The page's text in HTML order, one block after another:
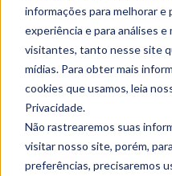
informações para melhorar e
experiência e para análises
visitantes, tanto nesse site
mídias. Para obter mais
cookies que usamos, leia
Privacidade.
Não rastrearemos suas
visitar nosso site, porém,
preferências, precisaremos
O mundo mudou, e a
brasileiro investe
Com a mudança
acontecimentos no
brasileiro...
LEIA MAIS